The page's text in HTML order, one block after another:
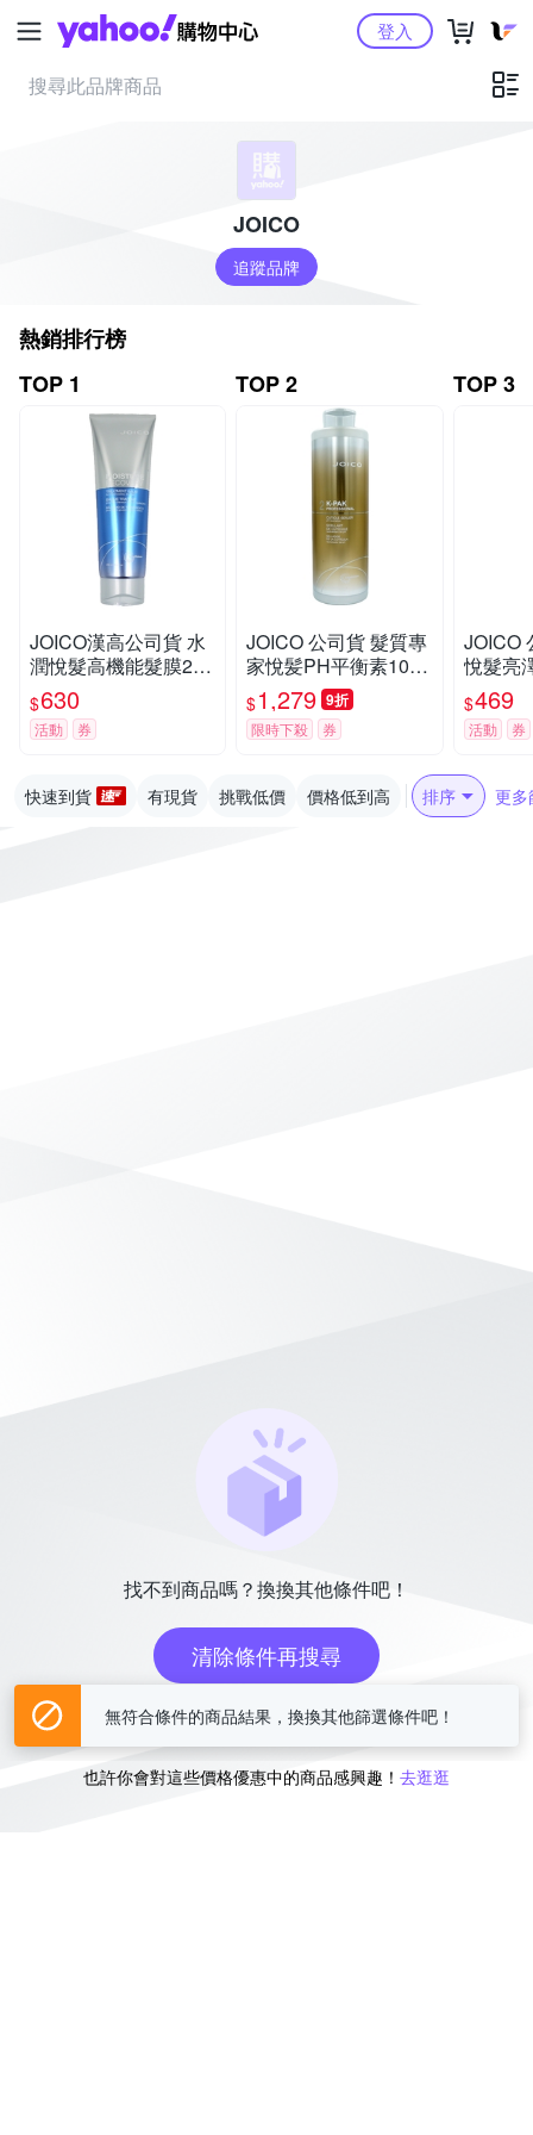
Yahoo購物中心登入
JOICO
追蹤品牌
熱銷排行榜
TOP 1
JOICO漢高公司貨 水
潤悅髮高機能髮膜250
ML(原水潤重建高機能
髮膜)
$630
活動 券
TOP 2
JOICO 公司貨 髮質專
家悅髪PH平衡素1000
ML 原 康髮平衡素 平
衡PH値
$1,279 9折
限時下殺 券
TOP 3
JOICO
悅髮亮
染後
$469
活動 券
快速到貨 有現貨 挑戰低價 價格低到高 排序 更多
找不到商品嗎？換換其他條件吧！
清除條件再搜尋
或
也許你會對這些價格優惠中的商品感興趣！ 去逛逛
無符合條件的商品結果，換換其他篩選條件吧！